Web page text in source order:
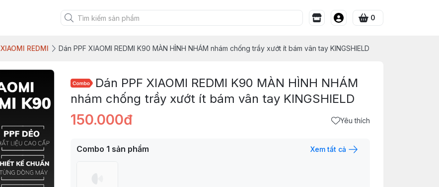
0
XIAOMI REDMI Dán PPF XIAOMI REDMI K90 MÀN HÌNH NHÁM nhám chống trầy xướt ít bám vân tay KINGSHIELD
Dán PPF XIAOMI REDMI K90 MÀN HÌNH NHÁM
nhám chống trầy xướt ít bám vân tay KINGSHIELD
150.000đ Yêu thích
Combo 1 sản phẩm Xem tất cả